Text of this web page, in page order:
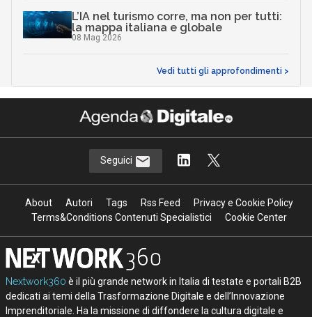
L’IA nel turismo corre, ma non per tutti:
la mappa italiana e globale
08 Mag 2026
Vedi tutti gli approfondimenti >
Seguici
About Autori Tags Rss Feed
Privacy e Cookie Policy
Terms&Conditions Contenuti Specialistici
Cookie Center
Nextwork360 è il più grande network in Italia di testate e portali B2B
dedicati ai temi della Trasformazione Digitale e dell’Innovazione
Imprenditoriale. Ha la missione di diffondere la cultura digitale e